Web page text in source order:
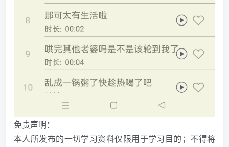
免责声明：
本人所发布的一切学习资料仅限用于学习目的；不得将